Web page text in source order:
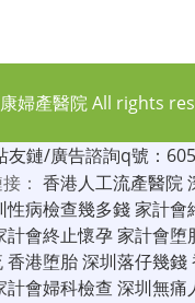
婦產醫院All rights
友鏈/廣告諮詢q號：
： 香港人工流產醫院
性病檢查幾多錢家計會
計會終止懷孕家計會堕
香港堕胎深圳落仔幾錢
計會婦科檢查 深圳無痛